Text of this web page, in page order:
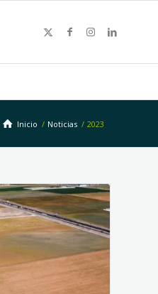
Inicio / Noticias / 2023